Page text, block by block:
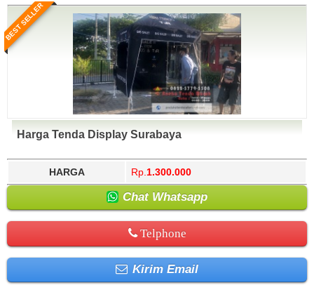
BEST SELLER
Harga Tenda Display Surabaya
HARGA Rp. 1.300.000
Chat Whatsapp
Telphone
Kirim Email